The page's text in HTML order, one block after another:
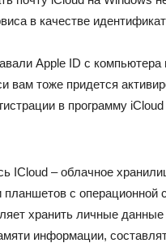
в качестве
Apple ID с компьютера
вам тоже придется
в программу
ICloud – облачное
планшетов с
хранить личные
информации,